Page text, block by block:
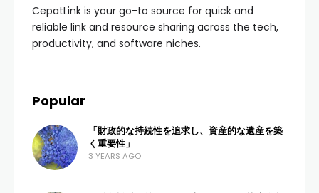
CepatLink is your go-to source for quick and
reliable link and resource sharing across the tech,
productivity, and software niches.
Popular
「財政的な持続性を追求し、資産的な遺産を築
く重要性」
3 YEARS AGO